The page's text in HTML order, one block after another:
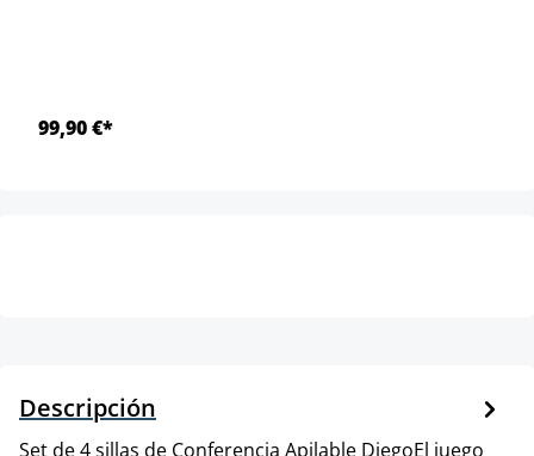
99,90 €*
Descripción
Set de 4 sillas de Conferencia Apilable DiegoEl juego